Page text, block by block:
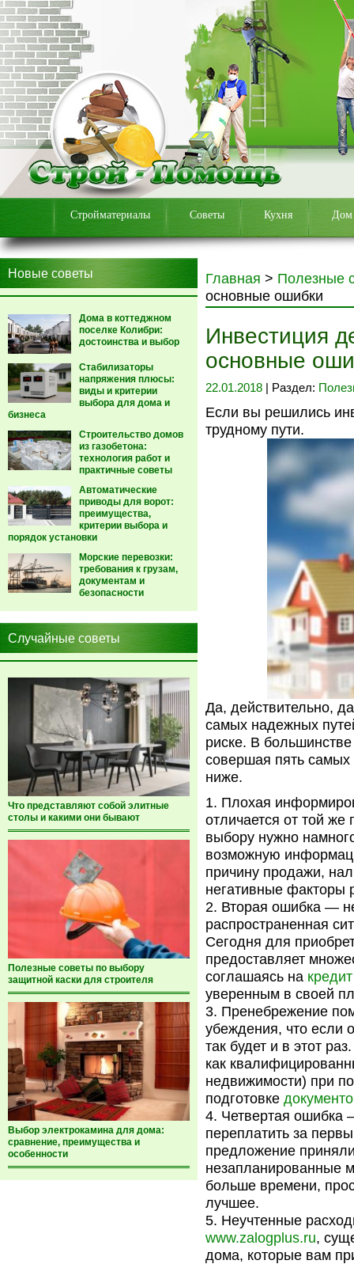
Стройматериалы Советы Кухня Дом
Новые советы
Дома в коттеджном
поселке Колибри:
достоинства и выбор
Стабилизаторы
напряжения плюсы:
виды и критерии
выбора для дома и
бизнеса
Строительство домов
из газобетона:
технология работ и
практичные советы
Автоматические
приводы для ворот:
преимущества,
критерии выбора и
порядок установки
Морские перевозки:
требования к грузам,
документам и
безопасности
Случайные советы
Что представляют собой элитные
столы и какими они бывают
Полезные советы по выбору
защитной каски для строителя
Выбор электрокамина для дома:
сравнение, преимущества и
особенности
Главная > Полезные
основные ошибки
Инвестиция
основные
22.01.2018 | Раздел:
Если вы решились
трудному пути.
Да, действительно,
самых надежных
риске. В
совершая пять
ниже.
Плохая
отличается от той же
выбору нужно
возможную
причину продажи,
негативные факторы
Вторая ошибка —
распространенная
Сегодня для
предоставляет
соглашаясь на
уверенным в своей
Пренебрежение
убеждения, что если
так будет и в этот
как
недвижимости) при
подготовке
Четвертая ошибка
переплатить за
предложение
незапланированные
больше времени,
лучшее.
Неучтенные
www.zalogplus.ru,
дома, которые вам